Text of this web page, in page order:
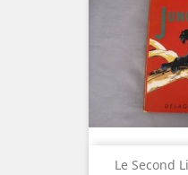
Le Second